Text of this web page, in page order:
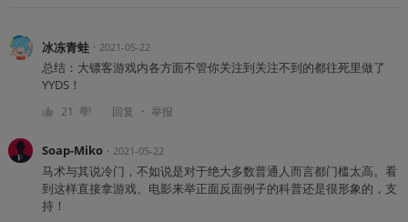
冰冻青蛙・ 2021-05-22
总结：大镖客游戏内各方面不管你关注到关注不到的都往死里做了
YYDS！
21 回复 ・ 举报
Soap-Miko・ 2021-05-22
马术与其说冷门，不如说是对于绝大多数普通人而言都门槛太高。看
到这样直接拿游戏、电影来举正面反面例子的科普还是很形象的，支
持！